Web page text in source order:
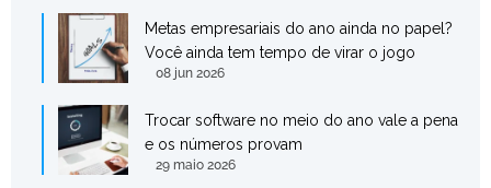
Metas empresariais do ano ainda no papel?
Você ainda tem tempo de virar o jogo
08 jun 2026
Trocar software no meio do ano vale a pena
e os números provam
29 maio 2026